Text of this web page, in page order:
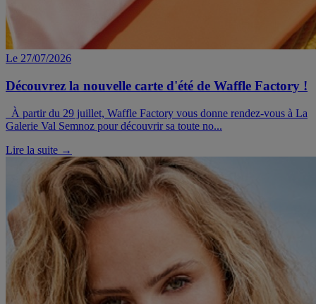
Le 27/07/2026
Découvrez la nouvelle carte d'été de Waffle Factory !
À partir du 29 juillet, Waffle Factory vous donne rendez-vous à La
Galerie Val Semnoz pour découvrir sa toute no...
Lire la suite →